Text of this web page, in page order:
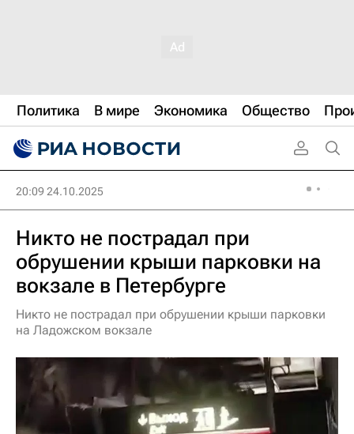
Политика В мире Экономика Общество
20:09 24.10.2025
Никто не пострадал при
обрушении крыши парковки на
вокзале в Петербурге
Никто не пострадал при обрушении крыши парковки
на Ладожском вокзале